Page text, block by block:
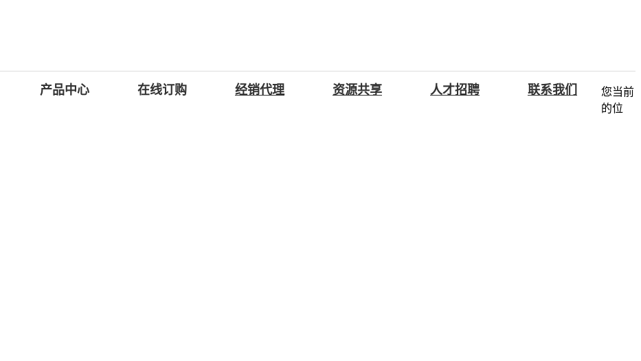
产品中心 在线订购 经销代理 资源共享 人才招聘 联系我们
您当前
的位